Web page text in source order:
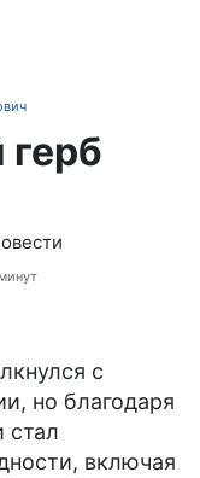
с
но благодаря
стал
включая